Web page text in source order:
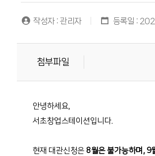
작성자 : 관리자 등록일 :
첨부파일
안녕하세요,
서초창업스테이션입니다.
현재 대관신청은8월은 불가능하며, 9